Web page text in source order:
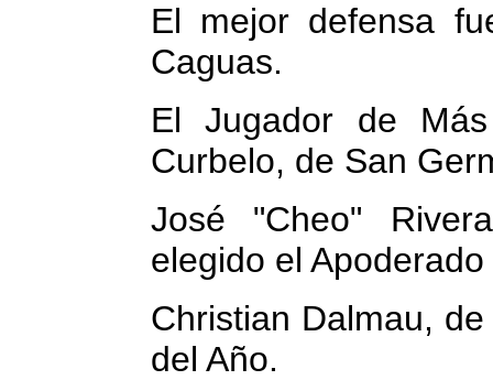
El mejor defensa
Caguas.
El Jugador de
Curbelo, de San
José "Cheo"
elegido el
Christian Dalmau,
del Año.